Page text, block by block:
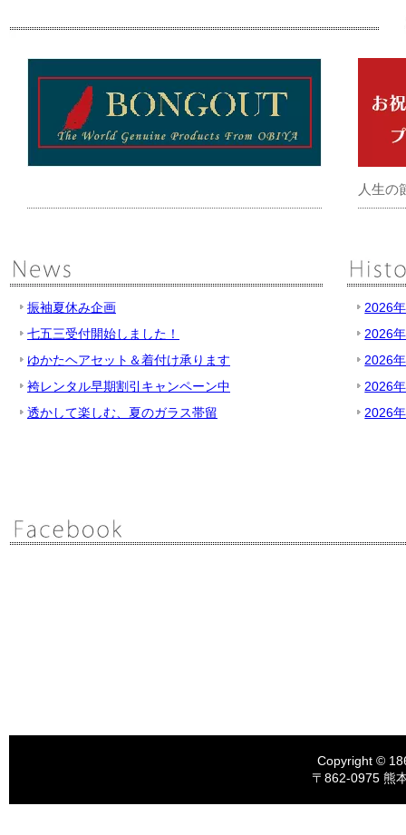
人生の
振袖夏休み企画
七五三受付開始しました！
ゆかたヘアセット＆着付け承ります
袴レンタル早期割引キャンペーン中
透かして楽しむ、夏のガラス帯留
2026
2026
2026
2026
2026
Copyright ©
〒862-0975 熊